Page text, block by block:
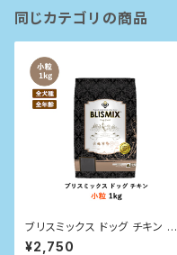
同じカテゴリの商品
ブリスミックス ドッグ チキン 小
粒 1kg
¥2,750